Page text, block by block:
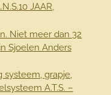
JAAR,
Niet meer dan 32
Sjoelen Anders
systeem, grapje,
A.T.S. –